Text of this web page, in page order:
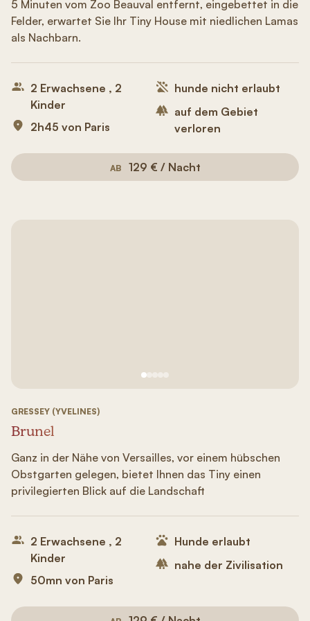
5 Minuten vom Zoo Beauval entfernt, eingebettet in die
Felder, erwartet Sie Ihr Tiny House mit niedlichen Lamas
als Nachbarn.
2 Erwachsene , 2
Kinder
2h45 von Paris
hunde nicht erlaubt
auf dem Gebiet
verloren
AB 129 € / Nacht
GRESSEY (YVELINES)
Brunel
Ganz in der Nähe von Versailles, vor einem hübschen
Obstgarten gelegen, bietet Ihnen das Tiny einen
privilegierten Blick auf die Landschaft
2 Erwachsene , 2
Kinder
50mn von Paris
Hunde erlaubt
nahe der Zivilisation